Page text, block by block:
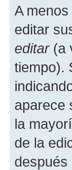
A
editar
editar(a
tiempo).
aparece
la
de la
después